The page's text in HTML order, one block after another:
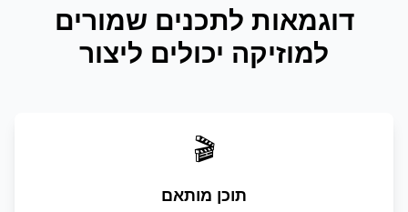
דוגמאות לתכנים שמורים
למוזיקה יכולים ליצור
🎬
תוכן מותאם